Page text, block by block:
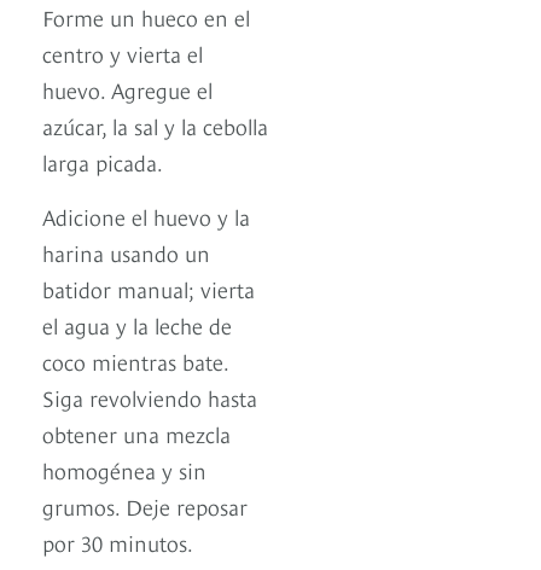
Forme un hueco en el
centro y vierta el
huevo. Agregue el
azúcar, la sal y la cebolla
larga picada.
Adicione el huevo y la
harina usando un
batidor manual; vierta
el agua y la leche de
coco mientras bate.
Siga revolviendo hasta
obtener una mezcla
homogénea y sin
grumos. Deje reposar
por 30 minutos.